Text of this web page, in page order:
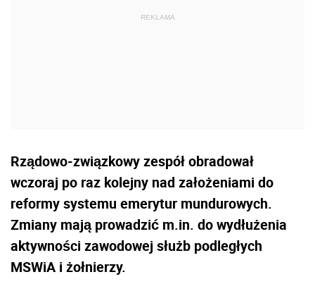
Rządowo-związkowy zespół obradował
wczoraj po raz kolejny nad założeniami do
reformy systemu emerytur mundurowych.
Zmiany mają prowadzić m.in. do wydłużenia
aktywności zawodowej służb podległych
MSWiA i żołnierzy.